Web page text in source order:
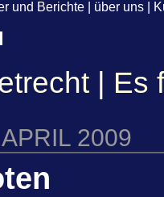
und Berichte über uns
| Es
2009